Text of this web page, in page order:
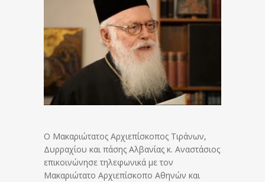
Ο Μακαριώτατος Αρχιεπίσκοπος Τιράνων,
Δυρραχίου και πάσης Αλβανίας κ. Αναστάσιος
επικοινώνησε τηλεφωνικά με τον
Μακαριώτατο Αρχιεπίσκοπο Αθηνών και